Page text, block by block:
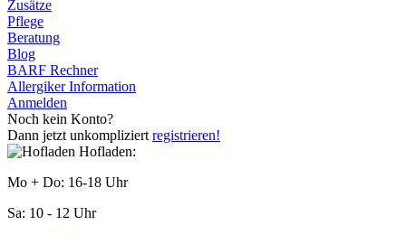
Zusätze
Pflege
Beratung
Blog
BARF Rechner
Allergiker Information
Anmelden
Noch kein Konto?
Dann jetzt unkompliziert registrieren!
Hofladen:
Mo + Do: 16-18 Uhr
Sa: 10 - 12 Uhr